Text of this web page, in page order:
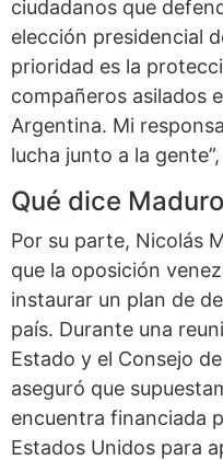
ciudadanos que
elección presidencial
prioridad es la
compañeros asilados
Argentina. Mi
lucha junto a la
Qué dice Maduro
Por su parte, Nicolás
que la oposición
instaurar un plan de
país. Durante una
Estado y el Consejo
aseguró que
encuentra financiada
Estados Unidos para